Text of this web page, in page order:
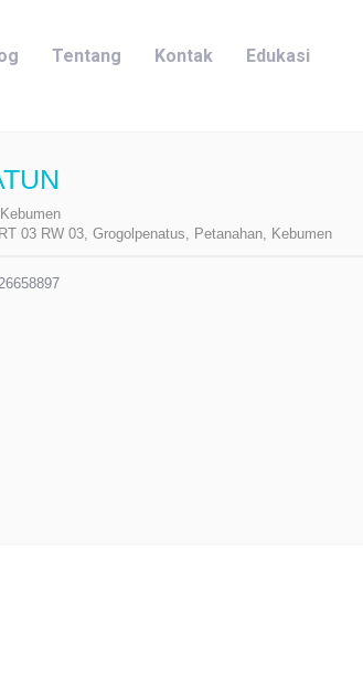
Tentang Kontak Edukasi
03 RW 03, Grogolpenatus, Petanahan, Kebumen